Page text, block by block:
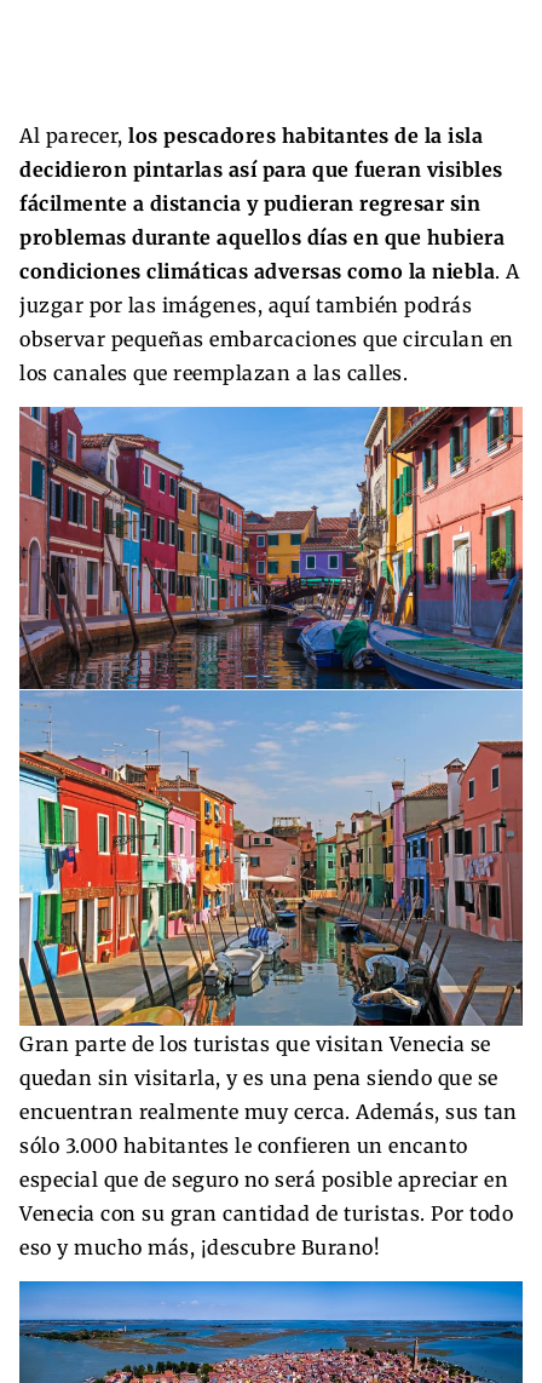
Al parecer, los pescadores habitantes de la isla
decidieron pintarlas así para que fueran visibles
fácilmente a distancia y pudieran regresar sin
problemas durante aquellos días en que hubiera
condiciones climáticas adversas como la niebla. A
juzgar por las imágenes, aquí también podrás
observar pequeñas embarcaciones que circulan en
los canales que reemplazan a las calles.
Gran parte de los turistas que visitan Venecia se
quedan sin visitarla, y es una pena siendo que se
encuentran realmente muy cerca. Además, sus tan
sólo 3.000 habitantes le confieren un encanto
especial que de seguro no será posible apreciar en
Venecia con su gran cantidad de turistas. Por todo
eso y mucho más, ¡descubre Burano!